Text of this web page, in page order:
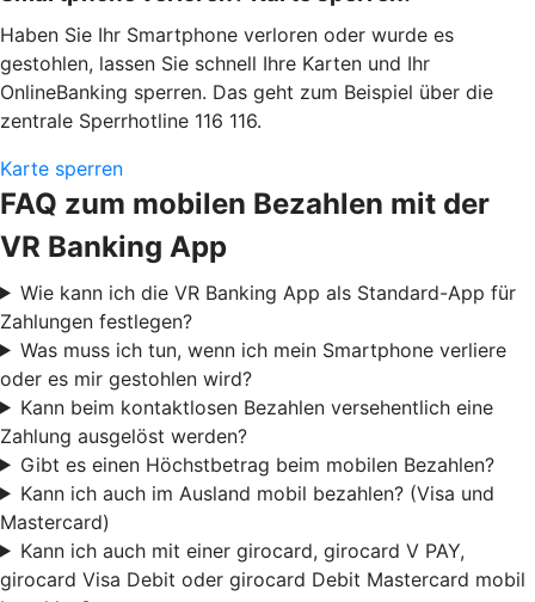
Haben Sie Ihr Smartphone verloren oder wurde es
gestohlen, lassen Sie schnell Ihre Karten und Ihr
OnlineBanking sperren. Das geht zum Beispiel über die
zentrale Sperrhotline 116 116.
Karte sperren
FAQ zum mobilen Bezahlen mit der
VR Banking App
Wie kann ich die VR Banking App als Standard-App für
Zahlungen festlegen?
Was muss ich tun, wenn ich mein Smartphone verliere
oder es mir gestohlen wird?
Kann beim kontaktlosen Bezahlen versehentlich eine
Zahlung ausgelöst werden?
Gibt es einen Höchstbetrag beim mobilen Bezahlen?
Kann ich auch im Ausland mobil bezahlen? (Visa und
Mastercard)
Kann ich auch mit einer girocard, girocard V PAY,
girocard Visa Debit oder girocard Debit Mastercard mobil